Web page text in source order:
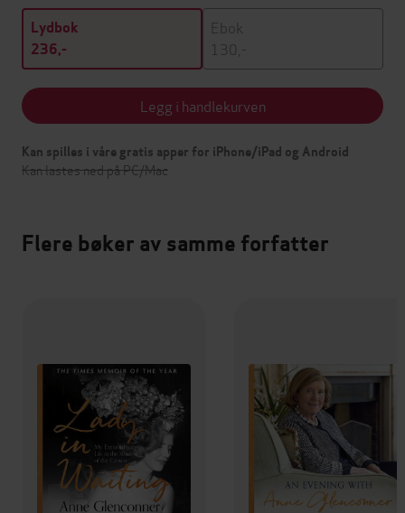
Lydbok
236,-
Ebok
130,-
Legg i handlekurven
Kan spilles i våre gratis apper for iPhone/iPad og Android
Kan lastes ned på PC/Mac
Flere bøker av samme forfatter